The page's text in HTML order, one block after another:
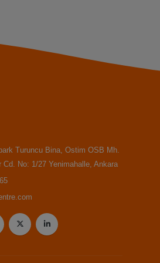
Turuncu Bina, Ostim OSB Mh.
Cd. No: 1/27 Yenimahalle, Ankara